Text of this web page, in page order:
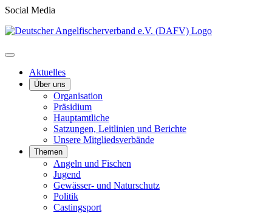
Social Media
Aktuelles
Über uns
Organisation
Präsidium
Hauptamtliche
Satzungen, Leitlinien und Berichte
Unsere Mitgliedsverbände
Themen
Angeln und Fischen
Jugend
Gewässer- und Naturschutz
Politik
Castingsport